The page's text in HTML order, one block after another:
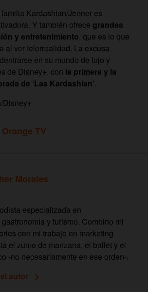
Kardashian/Jenner es
Y también ofrece grandes
y entretenimiento, que es lo que
al ver telerrealidad. La excusa
en su mundo de lujo y
de Disney+, con la primera y la
de ‘Las Kardashian’.
Disney+
Orange TV
Morales
especializada en
y turismo. Combino mi
con mi trabajo en marketing
el zumo de manzana, el ballet y el
-no necesariamente en ese orden-.
autor